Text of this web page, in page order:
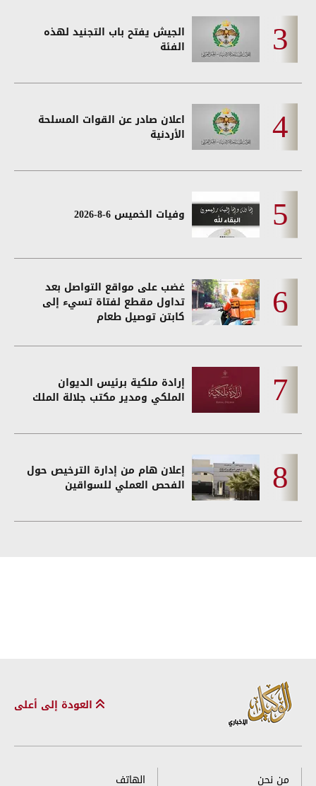
الجيش يفتح باب التجنيد لهذه
الفئة
اعلان صادر عن القوات المسلحة
الأردنية
وفيات الخميس 6-8-2026
غضب على مواقع التواصل بعد
تداول مقطع لفتاة تسيء إلى
كابتن توصيل طعام
إرادة ملكية برئيس الديوان
الملكي ومدير مكتب جلالة الملك
إعلان هام من إدارة الترخيص حول
الفحص العملي للسواقين
العودة إلى أعلى
من نحن الهاتف